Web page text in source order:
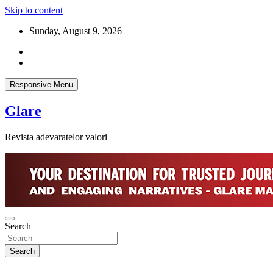
Skip to content
Sunday, August 9, 2026
Responsive Menu
Glare
Revista adevaratelor valori
Search
Search